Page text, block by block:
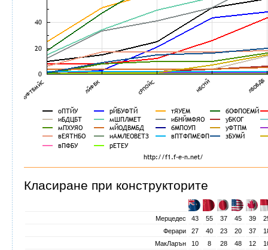
Класиране при конструкторите
Мерцедес 43 55 37 45 39
Ферари
27 40 23 20 37
МакЛарън
10 8 28 48 12